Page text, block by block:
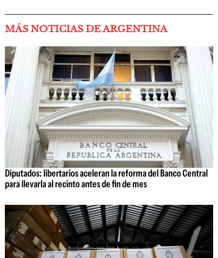
MÁS NOTICIAS DE ARGENTINA
Diputados: libertarios aceleran la reforma del Banco Central
para llevarla al recinto antes de fin de mes